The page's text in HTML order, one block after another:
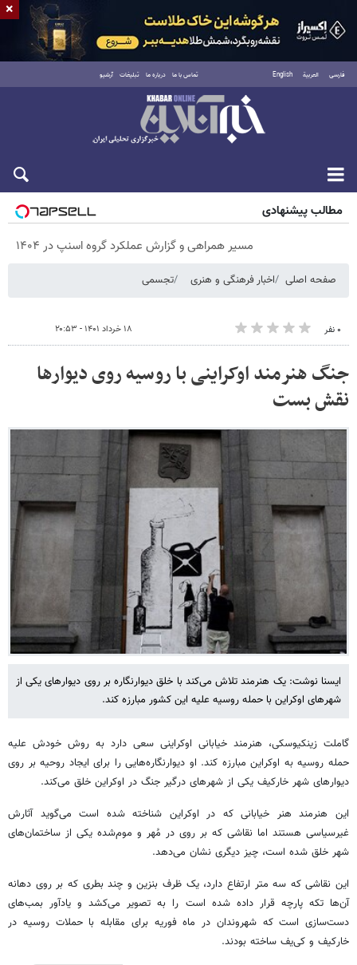
فارسی العربية English تماس با ما درباره ما تبلیغات آرشیو
پنجشنبه ۱۵ مرداد ۱۴۰۵
مطالب پیشنهادی
مسیر همراهی و گزارش عملکرد گروه اسنپ در ۱۴۰۴
صفحه اصلی اخبار فرهنگی و هنری تجسمی
۰ نفر ۱۸ خرداد ۱۴۰۱ - ۲۰:۵۳
جنگ هنرمند اوکراینی با روسیه روی دیوارها
نقش بست
ایسنا نوشت: یک هنرمند تلاش می‌کند با خلق دیوارنگاره بر روی دیوارهای یکی از
شهرهای اوکراین با حمله روسیه علیه این کشور مبارزه کند.
گاملت زینکیوسکی، هنرمند خیابانی اوکراینی سعی دارد به روش خودش علیه
حمله روسیه به اوکراین مبارزه کند. او دیوارنگاره‌هایی را برای ایجاد روحیه بر روی
دیوارهای شهر خارکیف یکی از شهرهای درگیر جنگ در اوکراین خلق می‌کند.
این هنرمند هنر خیابانی که در اوکراین شناخته شده است می‌گوید آثارش
غیرسیاسی هستند اما نقاشی که بر روی در مُهر و موم‌شده یکی از ساختمان‌های
شهر خلق شده است، چیز دیگری نشان می‌دهد.
این نقاشی که سه متر ارتفاع دارد، یک ظرف بنزین و چند بطری که بر روی دهانه
آن‌ها تکه پارچه قرار داده شده است را به تصویر می‌کشد و یادآور بمب‌های
دست‌سازی است که شهروندان در ماه فوریه برای مقابله با حملات روسیه در
خارکیف و کی‌یف ساخته بودند.
×